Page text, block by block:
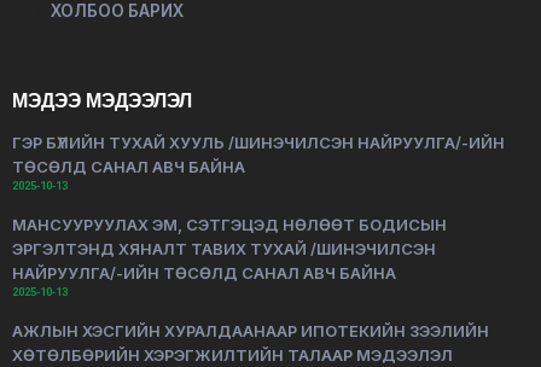
ХОЛБОО БАРИХ
МЭДЭЭ МЭДЭЭЛЭЛ
ГЭР БҮЛИЙН ТУХАЙ ХУУЛЬ /ШИНЭЧИЛСЭН НАЙРУУЛГА/-ИЙН
ТӨСӨЛД САНАЛ АВЧ БАЙНА
2025-10-13
МАНСУУРУУЛАХ ЭМ, СЭТГЭЦЭД НӨЛӨӨТ БОДИСЫН
ЭРГЭЛТЭНД ХЯНАЛТ ТАВИХ ТУХАЙ /ШИНЭЧИЛСЭН
НАЙРУУЛГА/-ИЙН ТӨСӨЛД САНАЛ АВЧ БАЙНА
2025-10-13
АЖЛЫН ХЭСГИЙН ХУРАЛДААНААР ИПОТЕКИЙН ЗЭЭЛИЙН
ХӨТӨЛБӨРИЙН ХЭРЭГЖИЛТИЙН ТАЛААР МЭДЭЭЛЭЛ